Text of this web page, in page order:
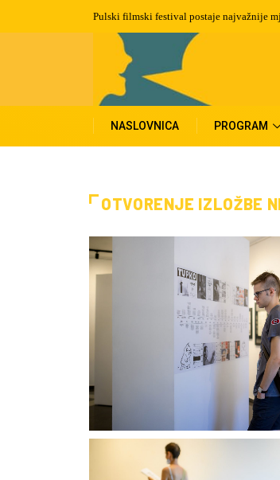
Preminuo je Martin Semenčić, filmski
NASLOVNICA PROGRAM
OTVORENJE IZLOŽBE